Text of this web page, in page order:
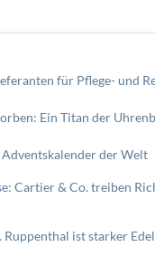
für Pflege- und
Ein Titan der
der Welt
Cartier & Co. treiben
Ruppenthal ist starker